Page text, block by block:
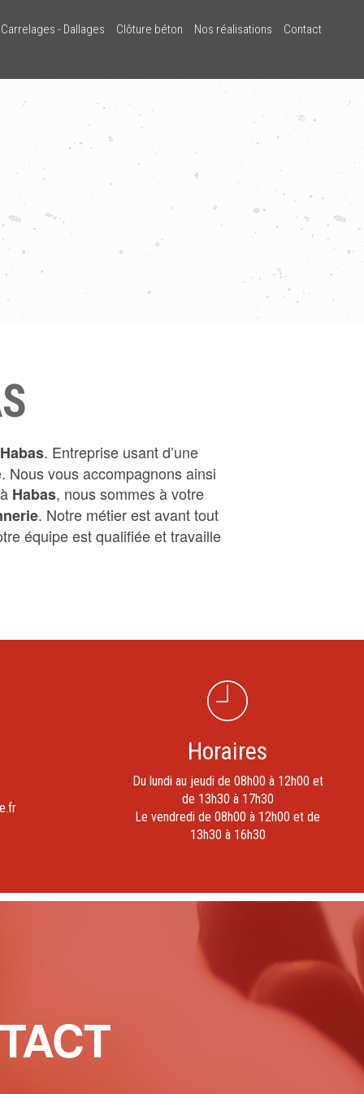
Carrelages - Dallages Clôture béton Nos réalisations Contact
Habas. Entreprise usant d’une
Nous vous accompagnons ainsi
Habas, nous sommes à votre
. Notre métier est avant tout
équipe est qualifiée et travaille
Horaires
Du lundi au jeudi de 08h00 à 12h00 et
de 13h30 à 17h30
Le vendredi de 08h00 à 12h00 et de
13h30 à 16h30